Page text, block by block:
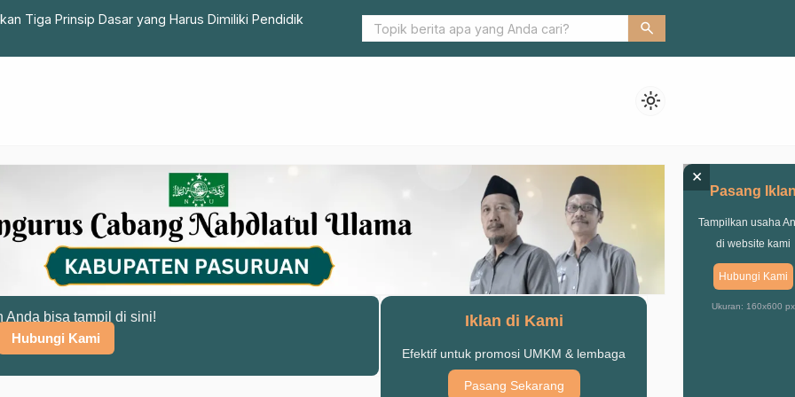
Pasuruan Jelaskan Tiga Prinsip Dasar yang Harus Dimiliki Pendidik
Peringati Tahun Baru Islam, Ponpes Ash-Shiddiqi Nguling Gelar Santunan
Dhuafa
search
light_mode
Anda bisa tampil di sini!
Hubungi Kami
Iklan di Kami
Efektif untuk promosi UMKM & lembaga
Pasang Sekarang
Pasang
Tampilkan usaha
di website kami
Hubungi Kami
Ukuran: 160x600 px
×